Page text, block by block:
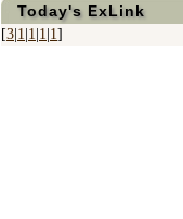
Today's ExLink
[3 1 1 1 1]